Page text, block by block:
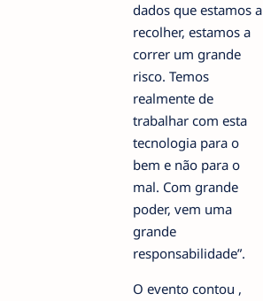
dados que estamos a
recolher, estamos a
correr um grande
risco. Temos
realmente de
trabalhar com esta
tecnologia para o
bem e não para o
mal. Com grande
poder, vem uma
grande
responsabilidade”.
O evento contou ,